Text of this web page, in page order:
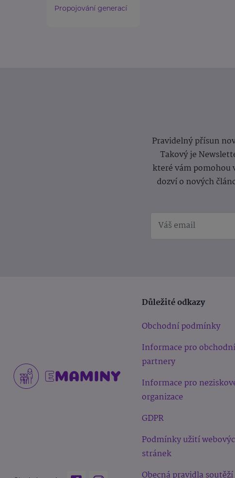
Propojování generací
Pravidelný přísun
Takový je
které vám pomohou
dozví o nových
Důležité odkazy
Obchodní podmínky
Informace pro obchodní
partnery
Informace pro
organizace
GDPR
Podmínky užití
stránek
Obecná pravidla soutěží